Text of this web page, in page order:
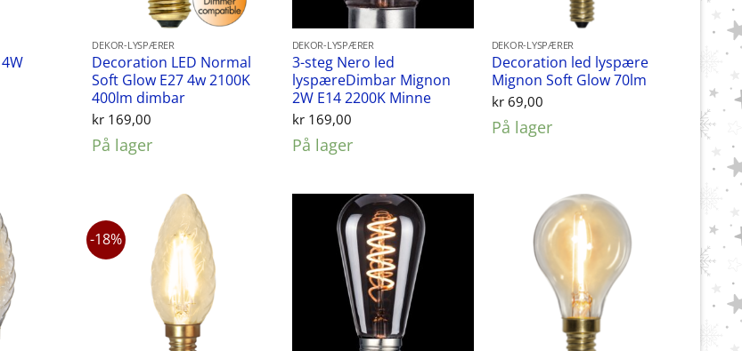
DEKOR-LYSPÆRER
Decoration LED Normal
Soft Glow E27 4w 2100K
400lm dimbar
kr 169,00
På lager
DEKOR-LYSPÆRER
3-steg Nero led
lyspæreDimbar Mignon
2W E14 2200K Minne
kr169,00
På lager
DEKOR-LYSPÆRER
Decoration led lyspære
Mignon Soft Glow 70lm
kr69,00
På lager
-18%